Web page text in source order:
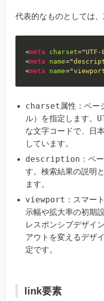
代表的なものとしては
<meta charset=" UTF-
<meta name="
<meta name="
charset 属性：ペー
ル）を指定します。
な文字コードで、日
しています。
description ：ペ
す。検索結果の説明
ます。
viewport ：スマー
示幅や拡大率の初期
レスポンシブデザイ
アウトを変えるデザ
定です。
link要素